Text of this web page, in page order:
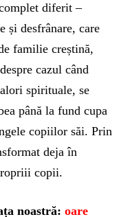
diferit –
și desfrânare, care
familie creștină,
cazul când
spirituale, se
până la fund cupa
copiilor săi. Prin
deja în
copii.
noastră: oare